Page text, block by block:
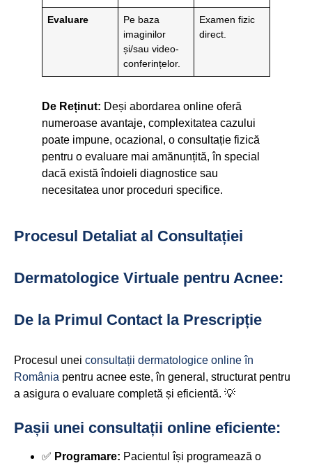
Evaluare
Pe baza
imaginilor
și/sau video-
conferințelor.
Examen fizic
direct.
De Reținut: Deși abordarea online oferă
numeroase avantaje, complexitatea cazului
poate impune, ocazional, o consultație fizică
pentru o evaluare mai amănunțită, în special
dacă există îndoieli diagnostice sau
necesitatea unor proceduri specifice.
Procesul Detaliat al Consultației
Dermatologice Virtuale pentru Acnee:
De la Primul Contact la Prescripție
Procesul unei consultații dermatologice online în
România pentru acnee este, în general, structurat pentru
a asigura o evaluare completă și eficientă. 💡
Pașii unei consultații online eficiente:
✅ Programare: Pacientul își programează o